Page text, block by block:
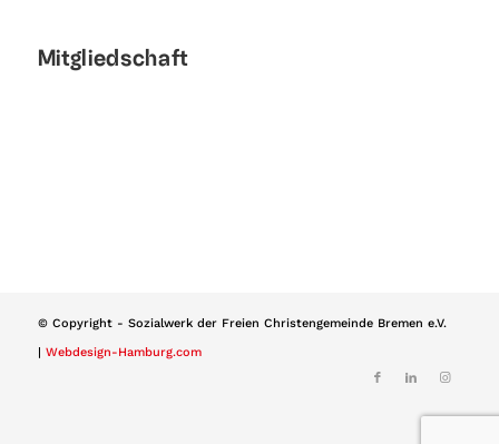
Mitgliedschaft
© Copyright - Sozialwerk der Freien Christengemeinde Bremen e.V.
| Webdesign-Hamburg.com